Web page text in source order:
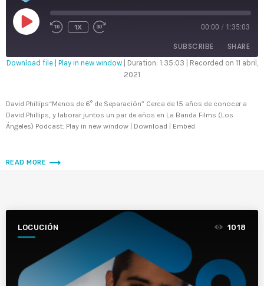
P
P
I
1X 00:00 / 1:35:03
SUBSCRIBE SHARE
LINK
EMBED
Download file| Play in new window| Duration: 1:35:03
Recorded on 11 abril,
2021
David Phillips“Menos de 6° de Separación” Cerca de 15 años de conocer a
David Phillips, y laborar juntos un par de años en La Banda Films (Los
Ángeles) Podcast: Play in new window | Download | Embed
READ MORE trending_flat
LOCUCIÓN 1018